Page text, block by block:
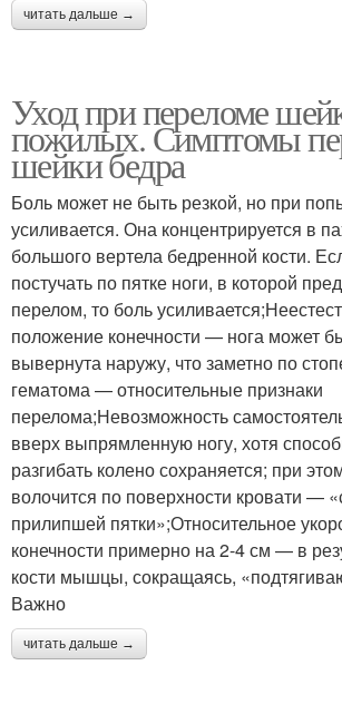
читать дальше →
Уход при переломе
пожилых. Симптомы
шейки бедра
Боль может не быть резкой, но при
усиливается. Она концентрируется в
большого вертела бедренной кости.
постучать по пятке ноги, в которой
перелом, то боль
положение конечности — нога может
вывернута наружу, что заметно по
гематома — относительные признаки
перелома;Невозможность
вверх выпрямленную ногу, хотя
разгибать колено сохраняется; при
волочится по поверхности кровати —
прилипшей пятки»;Относительное
конечности примерно на 2-4 см — в
кости мышцы, сокращаясь,
Важно
читать дальше →